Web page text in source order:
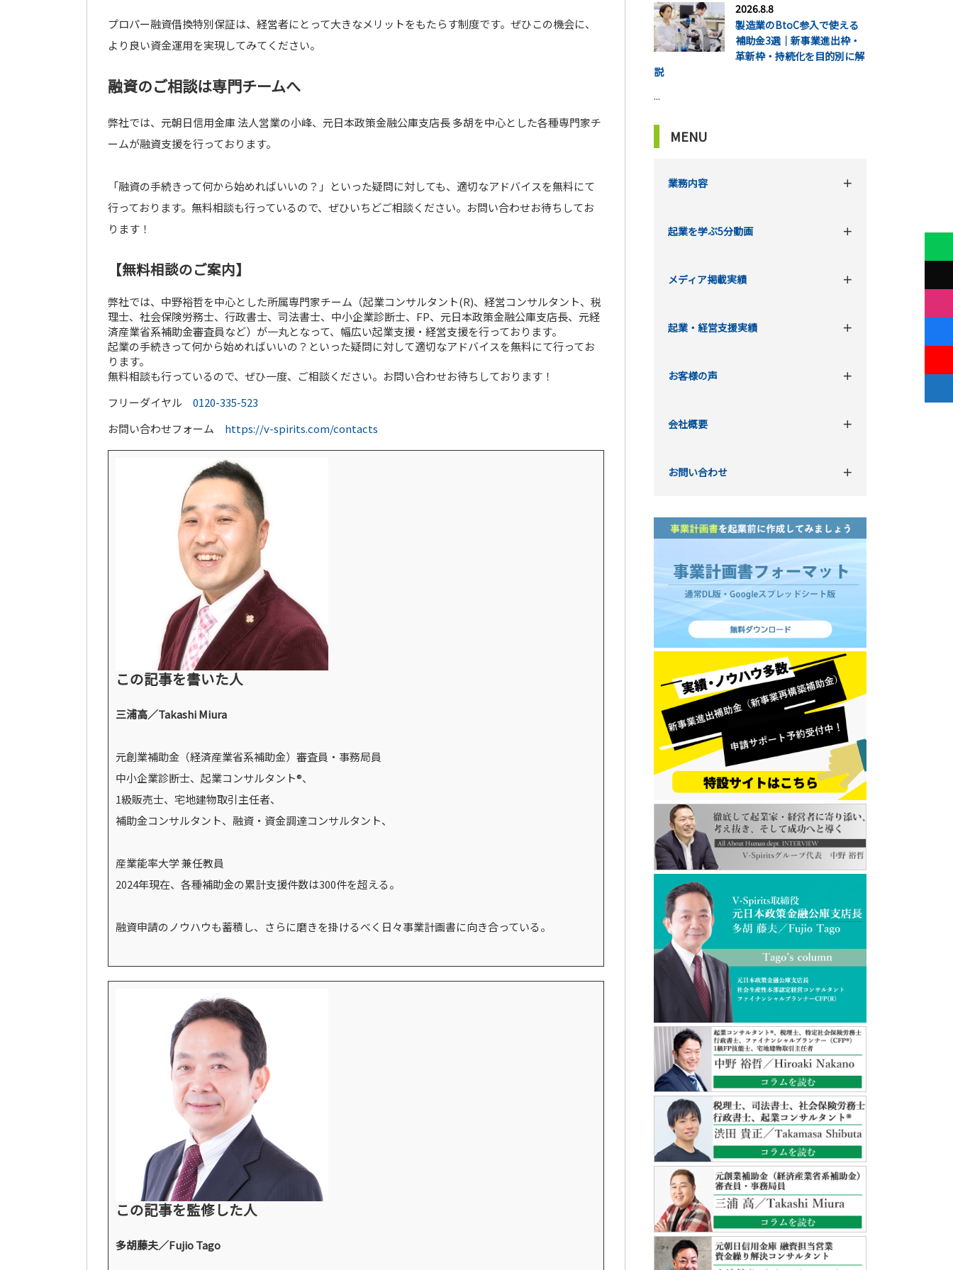
プロパー融資借換特別保証は、経営者にとって大きなメリットをもたらす制度です。ぜひこの機会に、
より良い資金運用を実現してみてください。
融資のご相談は専門チームへ
弊社では、元朝日信用金庫 法人営業の小峰、元日本政策金融公庫支店長 多胡を中心とした各種専門家チ
ームが融資支援を行っております。
「融資の手続きって何から始めればいいの？」といった疑問に対しても、適切なアドバイスを無料にて
行っております。無料相談も行っているので、ぜひいちどご相談ください。お問い合わせお待ちしてお
ります！
【無料相談のご案内】
弊社では、中野裕哲を中心とした所属専門家チーム（起業コンサルタント(R)、経営コンサルタント、税
理士、社会保険労務士、行政書士、司法書士、中小企業診断士、FP、元日本政策金融公庫支店長、元経
済産業省系補助金審査員など）が一丸となって、幅広い起業支援・経営支援を行っております。
起業の手続きって何から始めればいいの？といった疑問に対して適切なアドバイスを無料にて行ってお
ります。
無料相談も行っているので、ぜひ一度、ご相談ください。お問い合わせお待ちしております！
フリーダイヤル 0120-335-523
お問い合わせフォーム https://v-spirits.com/contacts
この記事を書いた人
三浦高／Takashi Miura
元創業補助金（経済産業省系補助金）審査員・事務局員
中小企業診断士、起業コンサルタント®、
1級販売士、宅地建物取引主任者、
補助金コンサルタント、融資・資金調達コンサルタント、
産業能率大学 兼任教員
2024年現在、各種補助金の累計支援件数は300件を超える。
融資申請のノウハウも蓄積し、さらに磨きを掛けるべく日々事業計画書に向き合っている。
この記事を監修した人
多胡藤夫／Fujio Tago
2026.8.8
製造業のBtoC参入で使える
補助金3選｜新事業進出枠・
革新枠・持続化を目的別に解
説
...
MENU
業務内容
起業を学ぶ5分動画
メディア掲載実績
起業・経営支援実績
お客様の声
会社概要
お問い合わせ